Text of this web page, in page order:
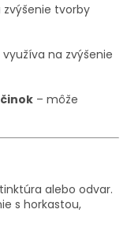
tvorby
na zvýšenie
– môže
alebo odvar.
s horkastou,